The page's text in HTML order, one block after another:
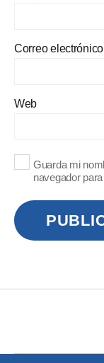
Correo electrónico
Web
Guarda mi
navegador